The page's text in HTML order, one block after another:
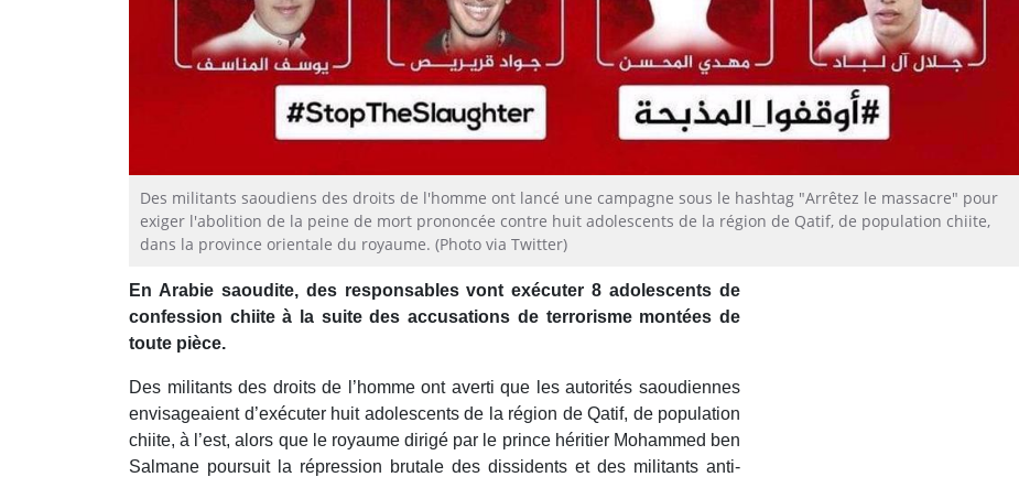
Des militants saoudiens des droits de l'homme ont lancé une campagne sous le hashtag "Arrêtez le massacre" pour
exiger l'abolition de la peine de mort prononcée contre huit adolescents de la région de Qatif, de population chiite,
dans la province orientale du royaume. (Photo via Twitter)
En Arabie saoudite, des responsables vont exécuter 8 adolescents de
confession chiite à la suite des accusations de terrorisme montées de
toute pièce.
Des militants des droits de l’homme ont averti que les autorités saoudiennes
envisageaient d’exécuter huit adolescents de la région de Qatif, de population
chiite, à l’est, alors que le royaume dirigé par le prince héritier Mohammed ben
Salmane poursuit la répression brutale des dissidents et des militants anti-